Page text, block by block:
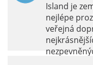
Island je
nejlépe
veřejná